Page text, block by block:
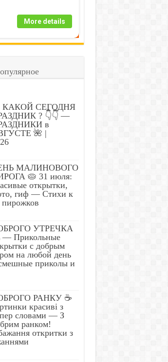
More details
КАКОЙ СЕГОДНЯ
? 👇👇 —
в
🌺 |
МАЛИНОВОГО
🥧 31 июля:
открытки,
гиф — Стихи к
УТРЕЧКА
— Прикольные
с добрым
на любой день
приколы и
РАНКУ ☕
красиві з
словами — З
ранком!
откритки з